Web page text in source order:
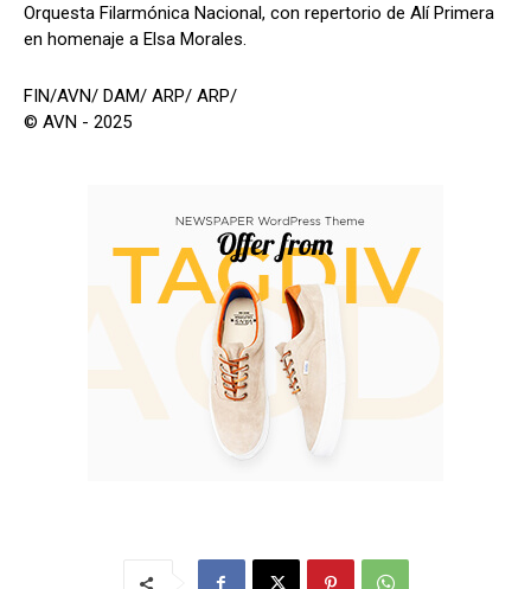
Orquesta Filarmónica Nacional, con repertorio de Alí Primera
en homenaje a Elsa Morales.
FIN/AVN/ DAM/ ARP/ ARP/
© AVN - 2025